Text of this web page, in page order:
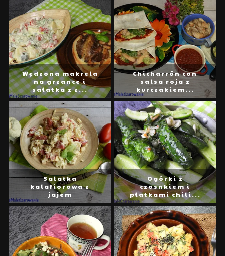
Wędzona makrela
na grzance i
sałatka z z...
Chicharrón con
salsa roja z
kurczakiem...
Sałatka
kalafiorowa z
jajem
Ogórki z
czosnkiem i
płatkami chili...